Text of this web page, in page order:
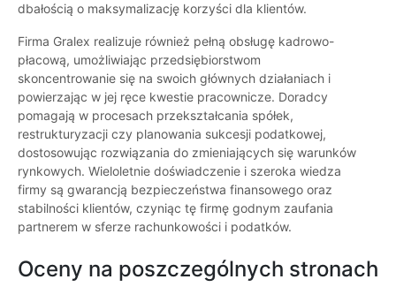
dbałością o maksymalizację korzyści dla klientów.
Firma Gralex realizuje również pełną obsługę kadrowo-
płacową, umożliwiając przedsiębiorstwom
skoncentrowanie się na swoich głównych działaniach i
powierzając w jej ręce kwestie pracownicze. Doradcy
pomagają w procesach przekształcania spółek,
restrukturyzacji czy planowania sukcesji podatkowej,
dostosowując rozwiązania do zmieniających się warunków
rynkowych. Wieloletnie doświadczenie i szeroka wiedza
firmy są gwarancją bezpieczeństwa finansowego oraz
stabilności klientów, czyniąc tę firmę godnym zaufania
partnerem w sferze rachunkowości i podatków.
Oceny na poszczególnych stronach